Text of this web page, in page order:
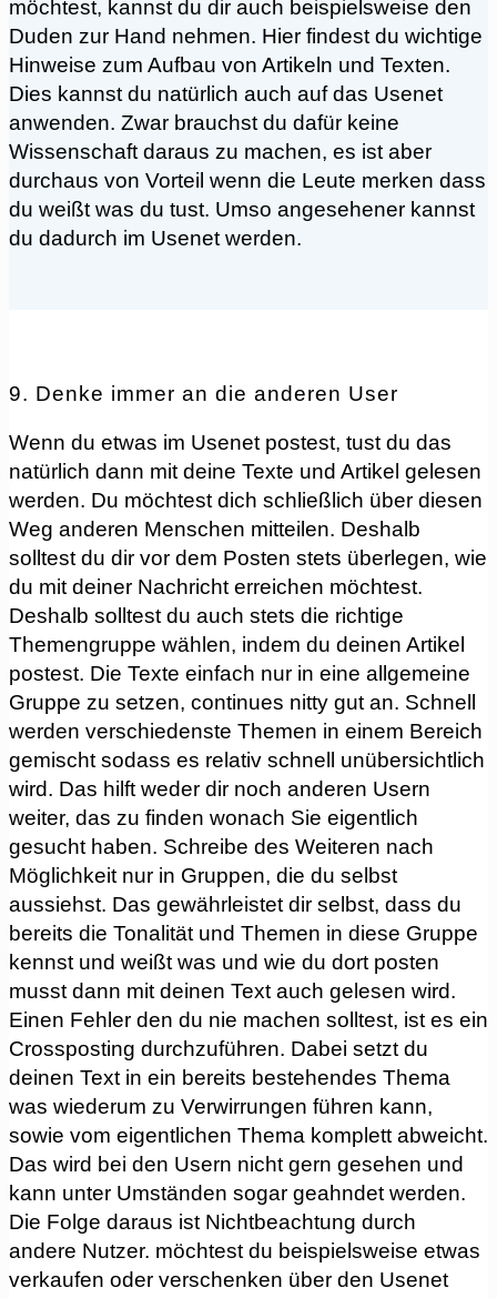
möchtest, kannst du dir auch beispielsweise den
Duden zur Hand nehmen. Hier findest du wichtige
Hinweise zum Aufbau von Artikeln und Texten.
Dies kannst du natürlich auch auf das Usenet
anwenden. Zwar brauchst du dafür keine
Wissenschaft daraus zu machen, es ist aber
durchaus von Vorteil wenn die Leute merken dass
du weißt was du tust. Umso angesehener kannst
du dadurch im Usenet werden.
9. Denke immer an die anderen User
Wenn du etwas im Usenet postest, tust du das
natürlich dann mit deine Texte und Artikel gelesen
werden. Du möchtest dich schließlich über diesen
Weg anderen Menschen mitteilen. Deshalb
solltest du dir vor dem Posten stets überlegen, wie
du mit deiner Nachricht erreichen möchtest.
Deshalb solltest du auch stets die richtige
Themengruppe wählen, indem du deinen Artikel
postest. Die Texte einfach nur in eine allgemeine
Gruppe zu setzen, continues nitty gut an. Schnell
werden verschiedenste Themen in einem Bereich
gemischt sodass es relativ schnell unübersichtlich
wird. Das hilft weder dir noch anderen Usern
weiter, das zu finden wonach Sie eigentlich
gesucht haben. Schreibe des Weiteren nach
Möglichkeit nur in Gruppen, die du selbst
aussiehst. Das gewährleistet dir selbst, dass du
bereits die Tonalität und Themen in diese Gruppe
kennst und weißt was und wie du dort posten
musst dann mit deinen Text auch gelesen wird.
Einen Fehler den du nie machen solltest, ist es ein
Crossposting durchzuführen. Dabei setzt du
deinen Text in ein bereits bestehendes Thema
was wiederum zu Verwirrungen führen kann,
sowie vom eigentlichen Thema komplett abweicht.
Das wird bei den Usern nicht gern gesehen und
kann unter Umständen sogar geahndet werden.
Die Folge daraus ist Nichtbeachtung durch
andere Nutzer. möchtest du beispielsweise etwas
verkaufen oder verschenken über den Usenet